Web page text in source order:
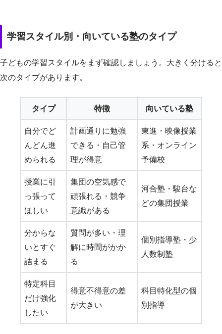
学習スタイル別・向いている塾のタイプ
子どもの学習スタイルをまず確認しましょう。大きく分けると
次のタイプがあります。
タイプ 特徴 向いている塾
自分でど
んどん進
められる
計画通りに勉強
できる・自己管
理が得意
東進・映像授業
系・オンライン
予備校
授業に引
っ張って
ほしい
集団の空気感で
頑張れる・競争
意識がある
河合塾・駿台な
どの集団授業
分からな
いとすぐ
詰まる
質問が多い・理
解に時間がかか
る
個別指導塾・少
人数制塾
特定科目
だけ強化
したい
得意不得意の差
が大きい
科目特化型の個
別指導